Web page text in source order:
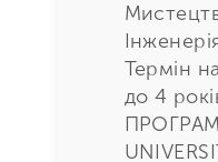
Термін
до 4